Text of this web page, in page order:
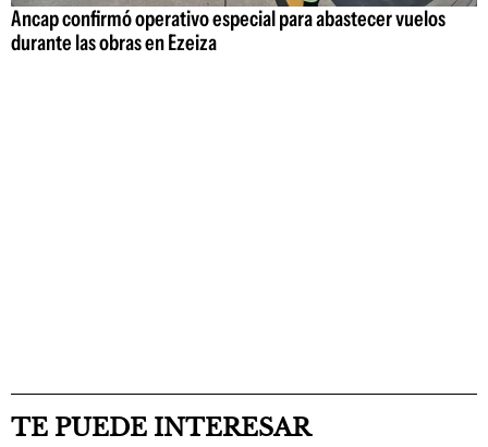
Ancap confirmó operativo especial para abastecer vuelos
durante las obras en Ezeiza
TE PUEDE INTERESAR